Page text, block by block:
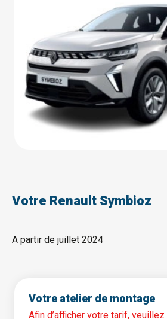
Votre Renault Symbioz
A partir de juillet 2024
Votre atelier de montage
Afin d’afficher votre tarif,